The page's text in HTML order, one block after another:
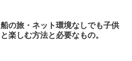
船の旅・ネット環境なしでも子供
と楽しむ方法と必要なもの。